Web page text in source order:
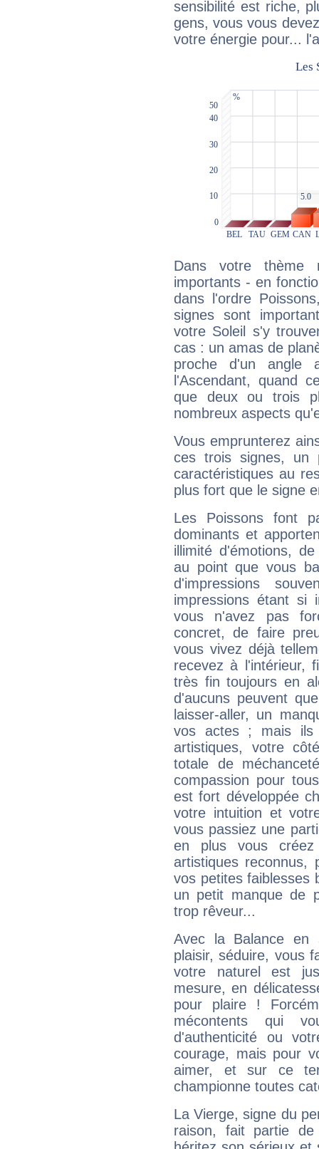
sensibilité est riche,
gens, vous vous
votre énergie pour...
Dans votre thème
importants - en
dans l'ordre
signes sont
votre Soleil s'y
cas : un amas de
proche d'un
l'Ascendant, quand
que deux ou trois
nombreux aspects
Vous emprunterez
ces trois signes, un
caractéristiques au
plus fort que le signe
Les Poissons font
dominants et
illimité d'émotions,
au point que vous
d'impressions
impressions étant si
vous n'avez pas
concret, de faire
vous vivez déjà
recevez à l'intérieur,
très fin toujours en
d'aucuns peuvent
laisser-aller, un
vos actes ; mais ils
artistiques, votre
totale de
compassion pour
est fort développée
votre intuition et
vous passiez une
en plus vous
artistiques reconnus,
vos petites faiblesses
un petit manque de
trop rêveur...
Avec la Balance en
plaisir, séduire, vous
votre naturel est
mesure, en
pour plaire !
mécontents qui
d'authenticité ou
courage, mais pour
aimer, et sur ce
championne toutes
La Vierge, signe du
raison, fait partie